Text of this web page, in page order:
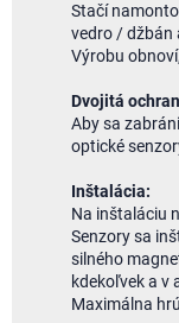
Stačí
vedro / džbán
Výrobu
Dvojitá
Aby sa
optické
Inštalácia:
Na inštaláciu
Senzory sa
silného
kdekoľvek a v
Maximálna